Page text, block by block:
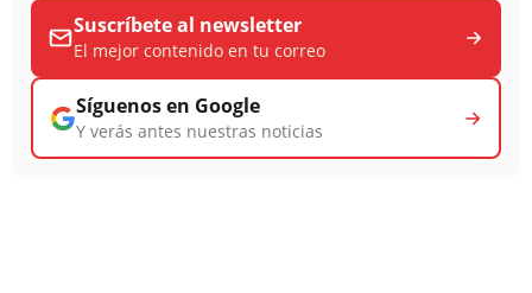
Suscríbete al newsletter
El mejor contenido en tu correo
Síguenos en Google
Y verás antes nuestras noticias